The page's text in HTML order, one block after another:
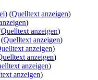
(Quelltext anzeigen)
)
Quelltext anzeigen)
(Quelltext anzeigen)
anzeigen)
anzeigen)
anzeigen)
anzeigen)